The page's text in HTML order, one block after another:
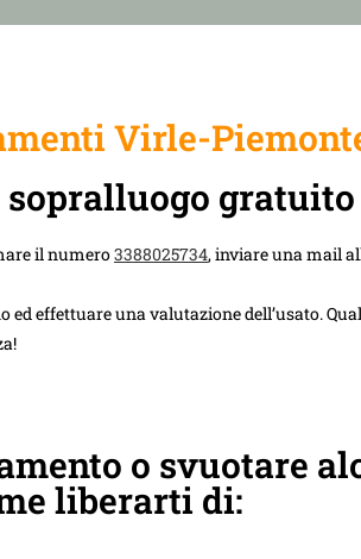
Virle-
gratuito
il numero3388025734, inviare una mail
effettuare una valutazione dell’usato.
o svuotare
liberarti di: